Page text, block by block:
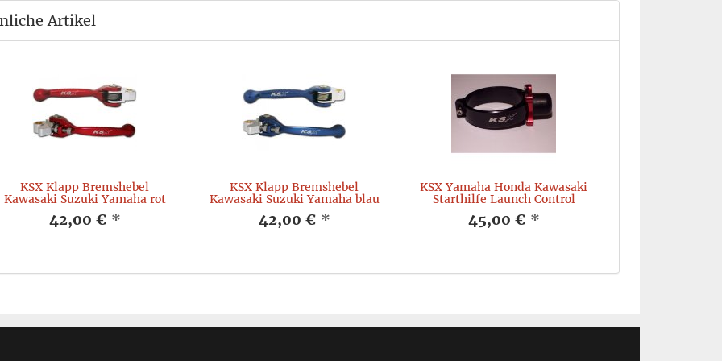
Artikel
KSX Klapp Bremshebel
Kawasaki Suzuki Yamaha rot
42,00 € *
KSX Klapp Bremshebel
Kawasaki Suzuki Yamaha blau
42,00 € *
KSX Yamaha Honda Kawasaki
Starthilfe Launch Control
45,00 € *